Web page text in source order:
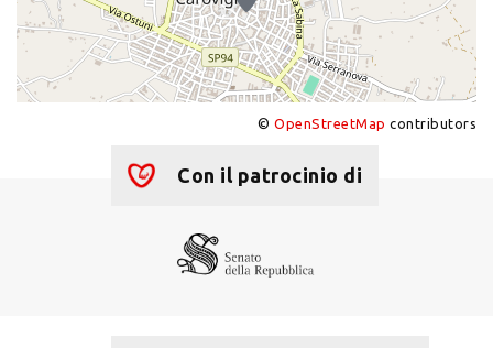
© OpenStreetMap contributors
Con il patrocinio di